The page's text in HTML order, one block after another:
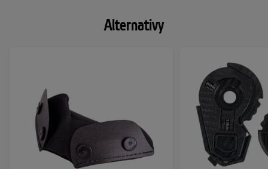
Alternativy